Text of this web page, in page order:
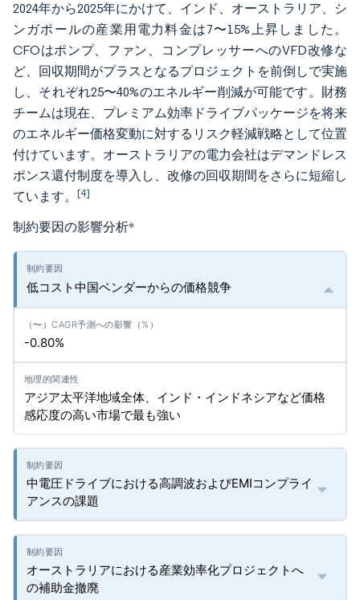
2024年から2025年にかけて、インド、オーストラリア、シ
ンガポールの産業用電力料金は7〜15%上昇しました。
CFOはポンプ、ファン、コンプレッサーへのVFD改修な
ど、回収期間がプラスとなるプロジェクトを前倒しで実施
し、それぞれ25〜40%のエネルギー削減が可能です。財務
チームは現在、プレミアム効率ドライブパッケージを将来
のエネルギー価格変動に対するリスク軽減戦略として位置
付けています。オーストラリアの電力会社はデマンドレス
ポンス還付制度を導入し、改修の回収期間をさらに短縮し
ています。 [4]
制約要因の影響分析*
低コスト中国ベンダーからの価格競争
-0.80%
アジア太平洋地域全体、インド・インドネシアなど価格
感応度の高い市場で最も強い
中電圧ドライブにおける高調波およびEMIコンプライ
アンスの課題
オーストラリアにおける産業効率化プロジェクトへ
の補助金撤廃